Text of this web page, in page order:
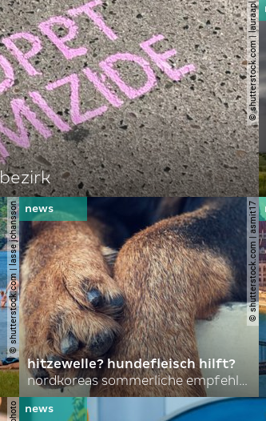
© shutterstock.com | lauraapl
© shutterstock.com | lasse johansson © shutterstock.com | asmit17
hitzewelle? hundefleisch hilft?
nordkoreas sommerliche empfehlungen